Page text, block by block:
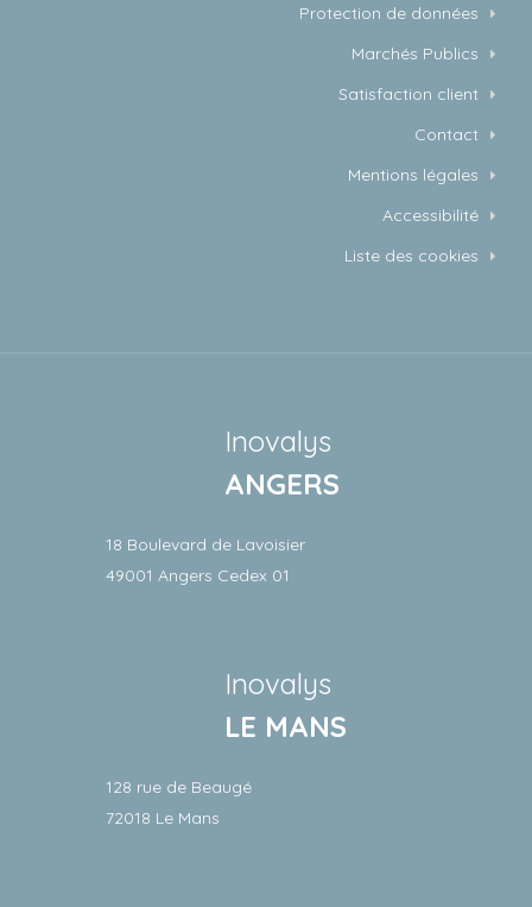
Protection de données
Marchés Publics
Satisfaction client
Contact
Mentions légales
Accessibilité
Liste des cookies
Inovalys
ANGERS
18 Boulevard de Lavoisier
49001 Angers Cedex 01
Inovalys
LE MANS
128 rue de Beaugé
72018 Le Mans